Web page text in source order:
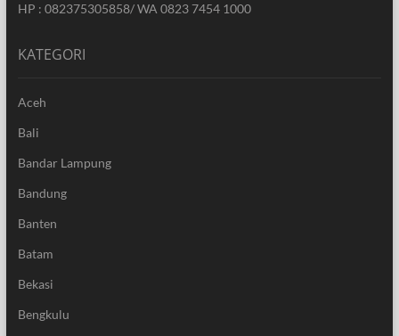
HP : 082375305858/ WA 0823 7454 1000
KATEGORI
Aceh
Bali
Bandar Lampung
Bandung
Banten
Batam
Bekasi
Bengkulu